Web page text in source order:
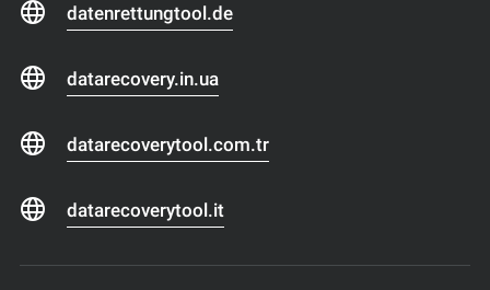
datenrettungtool.de
datarecovery.in.ua
datarecoverytool.com.tr
datarecoverytool.it